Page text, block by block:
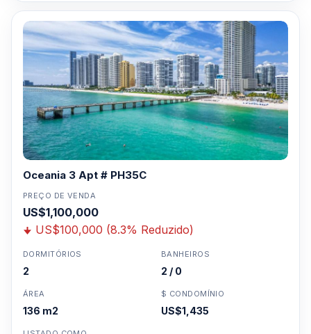
5744
Para Vendas ligar no telefone no Brasil SP 11-
3957-0613
Oceania 3 Apt # PH35C
PREÇO DE VENDA
US$1,100,000
US$100,000 (8.3% Reduzido)
DORMITÓRIOS
2
BANHEIROS
2 / 0
ÁREA
136 m2
$ CONDOMÍNIO
US$1,435